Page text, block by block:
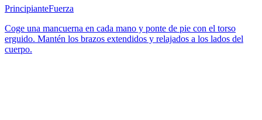
PrincipianteFuerza
Coge una mancuerna en cada mano y ponte de pie con el torso
erguido. Mantén los brazos extendidos y relajados a los lados del
cuerpo.